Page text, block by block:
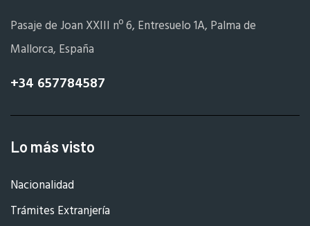
Pasaje de Joan XXIII nº 6, Entresuelo 1A, Palma de
Mallorca, España
+34 657784587
Lo más visto
Nacionalidad
Trámites Extranjería